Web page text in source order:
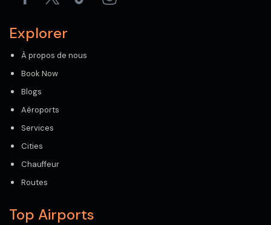
Explorer
À propos de nous
Book Now
Blogs
Aéroports
Services
Cities
Chauffeur
Routes
Top Airports